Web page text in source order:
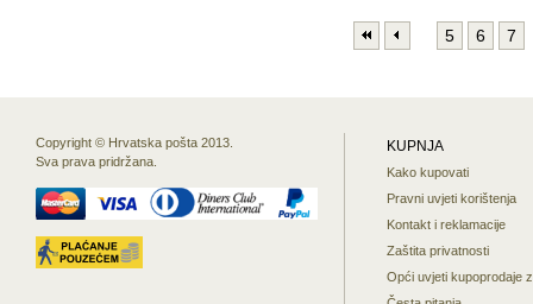
5 6 7
Copyright © Hrvatska pošta 2013.
Sva prava pridržana.
KUPNJA
Kako kupovati
Pravni uvjeti korištenja
Kontakt i reklamacije
Zaštita privatnosti
Opći uvjeti kupoprodaje